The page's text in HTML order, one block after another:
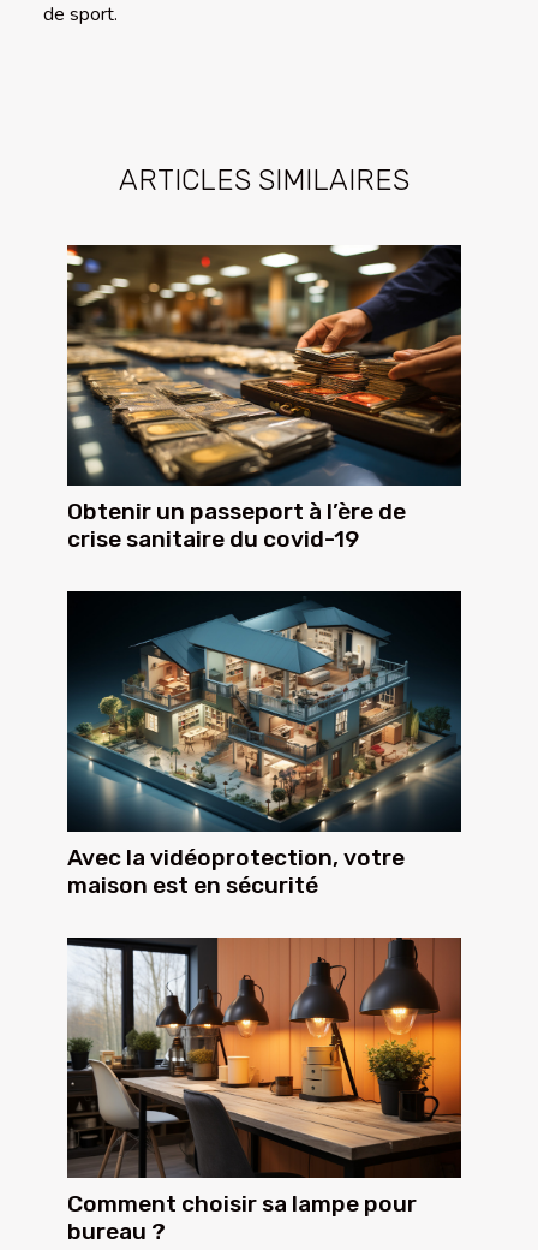
de sport.
ARTICLES SIMILAIRES
Obtenir un passeport à l’ère de
crise sanitaire du covid-19
Avec la vidéoprotection, votre
maison est en sécurité
Comment choisir sa lampe pour
bureau ?